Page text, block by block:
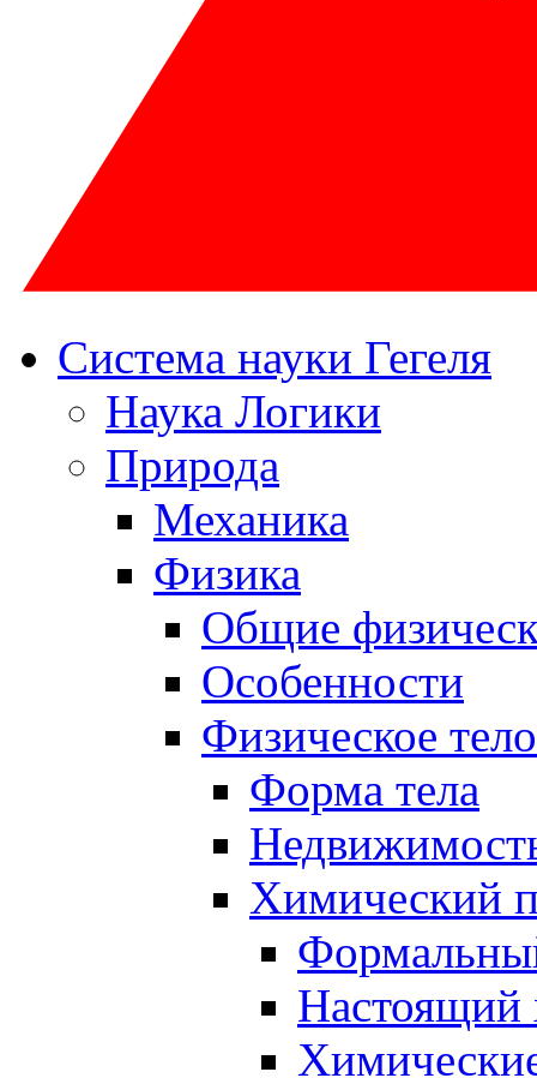
Система науки Гегеля
Наука Логики
Природа
Механика
Физика
Общие
Особенности
Физическое тело
Форма тела
Химический
Настоящий